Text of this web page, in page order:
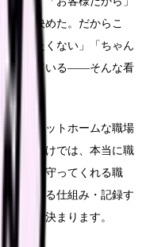
職を決めた。だからこ
はしたくない」「ちゃん
く思っている——そんな看
も「アットホームな職場
それだけでは、本当に職
ん。「守ってくれる職
談できる仕組み・記録す
うかで決まります。